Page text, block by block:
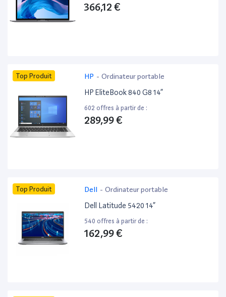
366,12 €
Top Produit HP - Ordinateur portable
HP EliteBook 840 G8 14”
602 offres à partir de :
289,99 €
Top Produit Dell - Ordinateur portable
Dell Latitude 5420 14”
540 offres à partir de :
162,99 €